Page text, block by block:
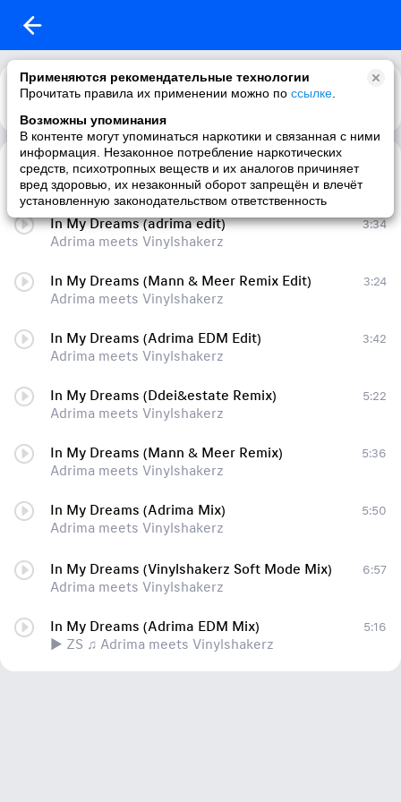
Применяются рекомендательные технологии
Прочитать правила их применении можно по ссылке
Возможны упоминания
В контенте могут упоминаться наркотики и связанная с ними
информация. Незаконное потребление наркотических
средств, психотропных веществ и их аналогов причиняет
вред здоровью, их незаконный оборот запрещён и влечёт
установленную законодательством ответственность
In My Dreams (Vinylshakerz Soft Mode Edit)
Adrima meets Vinylshakerz
In My Dreams (adrima edit)
Adrima meets Vinylshakerz
3:34
In My Dreams (Mann & Meer Remix Edit)
Adrima meets Vinylshakerz
3:24
In My Dreams (Adrima EDM Edit)
Adrima meets Vinylshakerz
3:42
In My Dreams (Ddei&estate Remix)
Adrima meets Vinylshakerz
5:22
In My Dreams (Mann & Meer Remix)
Adrima meets Vinylshakerz
5:36
In My Dreams (Adrima Mix)
Adrima meets Vinylshakerz
5:50
In My Dreams (Vinylshakerz Soft Mode Mix)
Adrima meets Vinylshakerz
6:57
In My Dreams (Adrima EDM Mix)
► ZS ♫ Adrima meets Vinylshakerz
5:16